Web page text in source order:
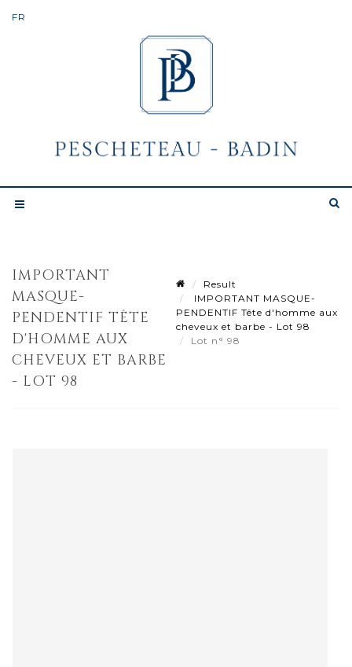
IMPORTANT
MASQUE-
PENDENTIF TÊTE
D'HOMME AUX
CHEVEUX ET BARBE
- LOT 98
Result
IMPORTANT MASQUE-
PENDENTIF Tête d'homme aux
cheveux et barbe - Lot 98
Lot n° 98